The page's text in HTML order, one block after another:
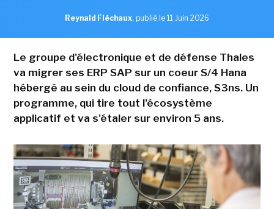
Reynald Fléchaux, publié le 11 Juin 2026
Le groupe d'électronique et de défense Thales
va migrer ses ERP SAP sur un coeur S/4 Hana
hébergé au sein du cloud de confiance, S3ns. Un
programme, qui tire tout l'écosystème
applicatif et va s'étaler sur environ 5 ans.